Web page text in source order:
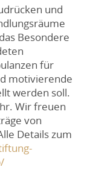
und
Besondere
für
motivierende
werden soll.
Wir freuen
von
Details zum